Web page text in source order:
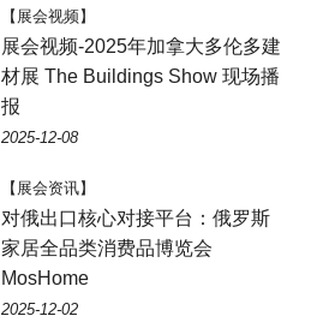
【展会视频】
展会视频-2025年加拿大多伦多建
材展 The Buildings Show 现场播
报
2025-12-08
【展会资讯】
对俄出口核心对接平台：俄罗斯
家居全品类消费品博览会
MosHome
2025-12-02